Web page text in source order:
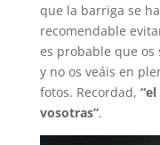
que la barriga se
recomendable
es probable que os
y no os veáis en
fotos. Recordad,
vosotras”.